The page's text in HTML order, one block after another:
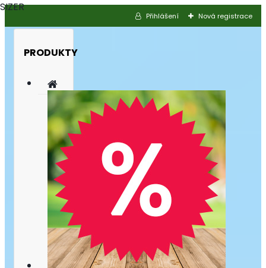
Přihlášení Nová registrace
PRODUKTY
SIZER